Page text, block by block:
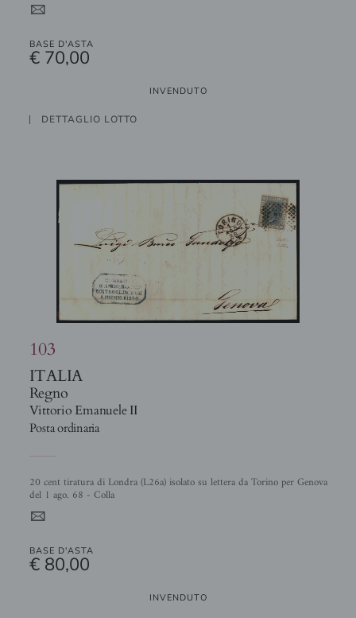
4
BASE D'ASTA
€ 70,00
INVENDUTO
DETTAGLIO LOTTO
103
ITALIA
Regno
Vittorio Emanuele II
Posta ordinaria
20 cent tiratura di Londra (L26a) isolato su lettera da Torino per Genova
del 1 ago. 68 - Colla
4
BASE D'ASTA
€ 80,00
INVENDUTO